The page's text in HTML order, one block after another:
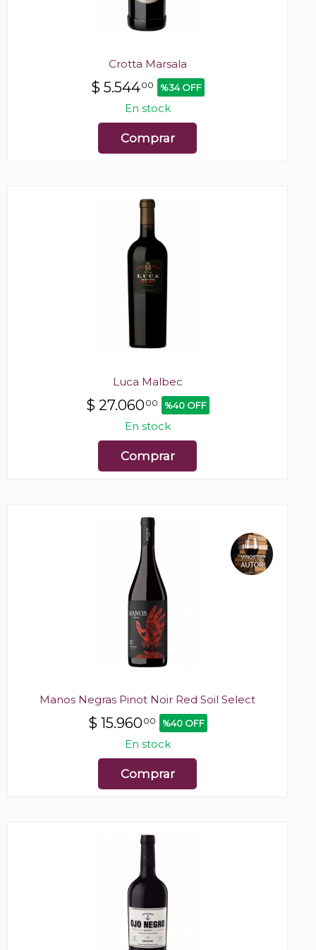
Crotta Marsala
$ 5.54400 %34 OFF
En stock
Comprar
Luca Malbec
$ 27.06000 %40 OFF
En stock
Comprar
Manos Negras Pinot Noir Red Soil Select
$ 15.96000 %40 OFF
En stock
Comprar